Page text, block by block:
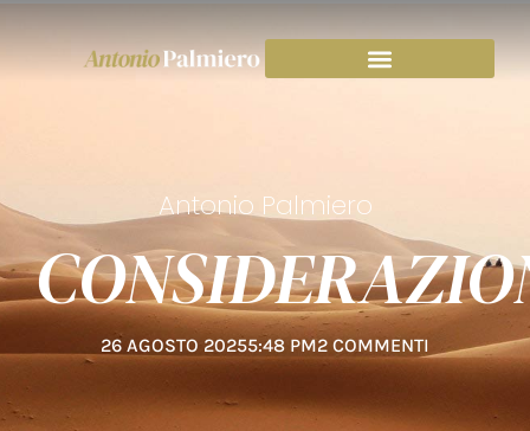
Antonio Palmiero
26 AGOSTO 20255:48 PM2 COMMENTI